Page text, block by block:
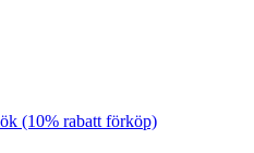
(10% rabatt förköp)